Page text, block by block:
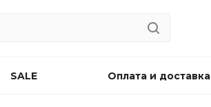
SALE Оплата и доставка